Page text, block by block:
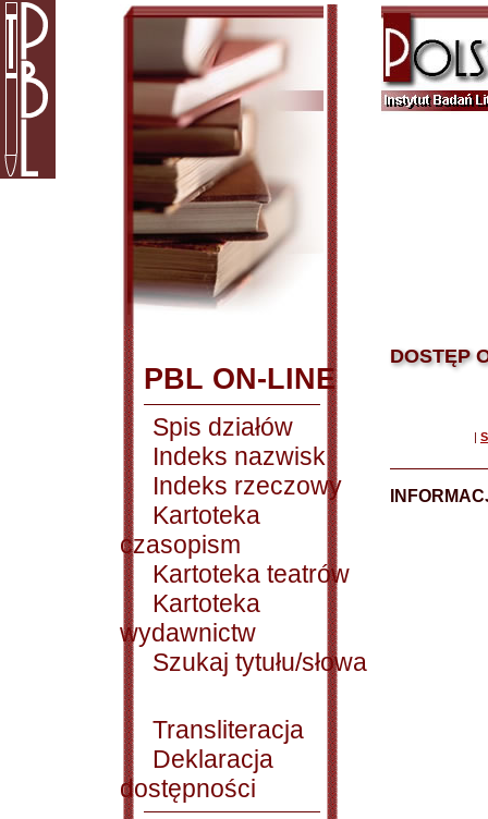
PBL ON-LINE
Spis działów
Indeks nazwisk
Indeks rzeczowy
Kartoteka
czasopism
Kartoteka teatrów
Kartoteka
wydawnictw
Szukaj tytułu/słowa
Transliteracja
Deklaracja
dostępności
DOSTĘP
|